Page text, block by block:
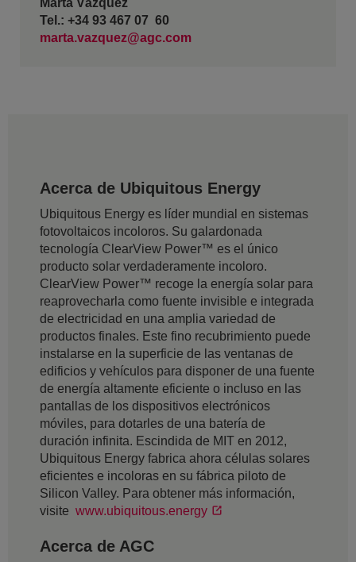
Marta Vázquez
Tel.: +34 93 467 07 60
marta.vazquez@agc.com
Acerca de Ubiquitous Energy
Ubiquitous Energy es líder mundial en sistemas
fotovoltaicos incoloros. Su galardonada
tecnología ClearView Power™ es el único
producto solar verdaderamente incoloro.
ClearView Power™ recoge la energía solar para
reaprovecharla como fuente invisible e integrada
de electricidad en una amplia variedad de
productos finales. Este fino recubrimiento puede
instalarse en la superficie de las ventanas de
edificios y vehículos para disponer de una fuente
de energía altamente eficiente o incluso en las
pantallas de los dispositivos electrónicos
móviles, para dotarles de una batería de
duración infinita. Escindida de MIT en 2012,
Ubiquitous Energy fabrica ahora células solares
eficientes e incoloras en su fábrica piloto de
Silicon Valley. Para obtener más información,
visite www.ubiquitous.energy
Acerca de AGC